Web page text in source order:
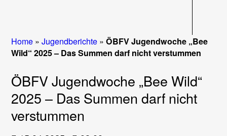
Home »Jugendberichte »ÖBFV Jugendwoche „Bee
Wild“ 2025 – Das Summen darf nicht verstummen
ÖBFV Jugendwoche „Bee Wild“
2025 – Das Summen darf nicht
verstummen